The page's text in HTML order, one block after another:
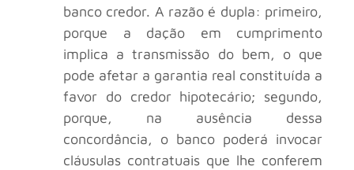
banco credor. A razão é dupla: primeiro,
porque a dação em cumprimento
implica a transmissão do bem, o que
pode afetar a garantia real constituída a
favor do credor hipotecário; segundo,
porque, na ausência dessa
concordância, o banco poderá invocar
cláusulas contratuais que lhe conferem